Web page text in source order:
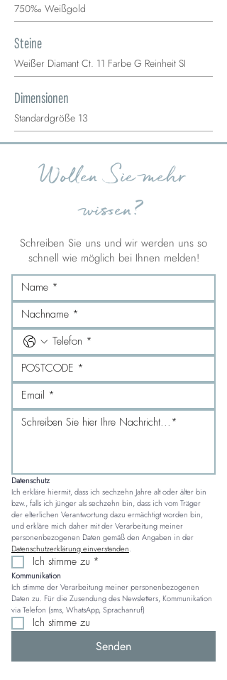
750‰ Weißgold
Steine
Weißer Diamant Ct. 11 Farbe G Reinheit SI
Dimensionen
Standardgröße 13
Wollen Sie mehr
wissen?
Schreiben Sie uns und wir werden uns so
schnell wie möglich bei Ihnen melden!
Datenschutz
Ich erkläre hiermit, dass ich sechzehn Jahre alt oder älter bin
bzw., falls ich jünger als sechzehn bin, dass ich vom Träger
der elterlichen Verantwortung dazu ermächtigt worden bin,
und erkläre mich daher mit der Verarbeitung meiner
Datenschutzerklärung einverstanden.
Ich stimme zu *
Kommunikation
Ich stimme der Verarbeitung meiner personenbezogenen
Daten zu. Für die Zusendung des Newsletters, Kommunikation
via Telefon (sms, WhatsApp, Sprachanruf)
Ich stimme zu
Senden